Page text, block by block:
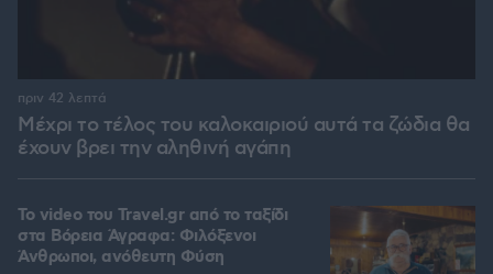
Μέχρι το τέλος του καλοκαιριού αυτά τα ζώδια θα
έχουν βρει την αληθινή αγάπη
πριν 42 λεπτά
To video του Travel.gr από το ταξίδι
στα Βόρεια Άγραφα: Φιλόξενοι
Άνθρωποι, ανόθευτη Φύση